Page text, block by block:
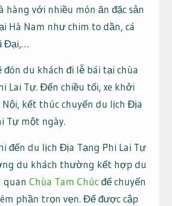
hàng với nhiều món ăn đặc sản
Hà Nam như chim to dần, cá
Đại,…
đón du khách đi lễ bái tại chùa
Lai Tự. Đến chiều tối, xe khởi
Nội, kết thúc chuyến du lịch Địa
Tự một ngày.
đến du lịch Địa Tạng Phi Lai Tự
du khách thường kết hợp du
quan Chùa Tam Chúcđể chuyến
phần trọn vẹn. Để được cập